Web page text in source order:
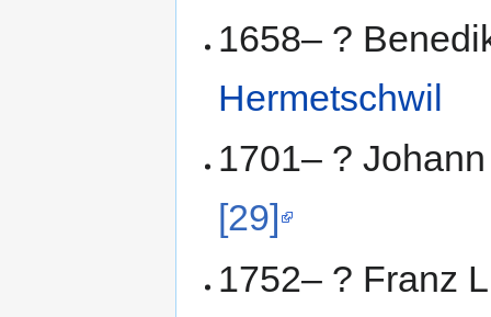
1658– ?
Hermetschwil
1701– ?
[29]
1752– ? Franz